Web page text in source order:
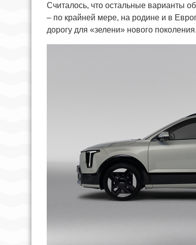
Считалось, что остальные варианты
– по крайней мере, на родине и в
дорогу для «зелени» нового